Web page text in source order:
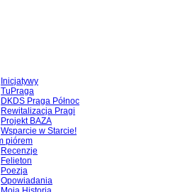
Inicjatywy
TuPraga
DKDS Praga Północ
Rewitalizacja Pragi
Projekt BAZA
Wsparcie w Starcie!
piórem
Recenzje
Felieton
Poezja
Opowiadania